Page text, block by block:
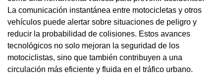
La comunicación instantánea entre motocicletas y otros
vehículos puede alertar sobre situaciones de peligro y
reducir la probabilidad de colisiones. Estos avances
tecnológicos no solo mejoran la seguridad de los
motociclistas, sino que también contribuyen a una
circulación más eficiente y fluida en el tráfico urbano.